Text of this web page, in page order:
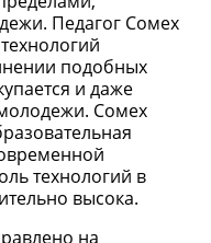
Педагог Сомех
подобных
и даже
Сомех
технологий в
высока.
на